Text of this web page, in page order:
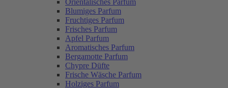
Orientalisches Parfum
Blumiges Parfum
Fruchtiges Parfum
Frisches Parfum
Apfel Parfum
Aromatisches Parfum
Bergamotte Parfum
Chypre Düfte
Frische Wäsche Parfum
Holziges Parfum